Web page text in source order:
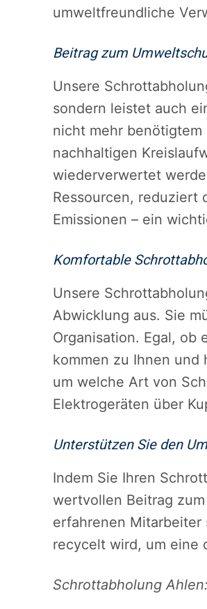
umweltfreundliche
Beitrag zum
Unsere
sondern leistet auch
nicht mehr
nachhaltigen
wiederverwertet
Ressourcen, reduziert
Emissionen – ein
Komfortable
Unsere
Abwicklung aus. Sie
Organisation. Egal, ob
kommen zu Ihnen und
um welche Art von
Elektrogeräten über
Unterstützen Sie den
Indem Sie Ihren
wertvollen Beitrag
erfahrenen Mitarbeiter
recycelt wird, um eine
Schrottabholung